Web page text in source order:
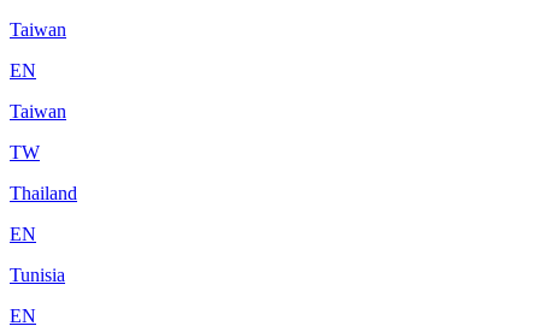
Taiwan
EN
Taiwan
TW
Thailand
EN
Tunisia
EN